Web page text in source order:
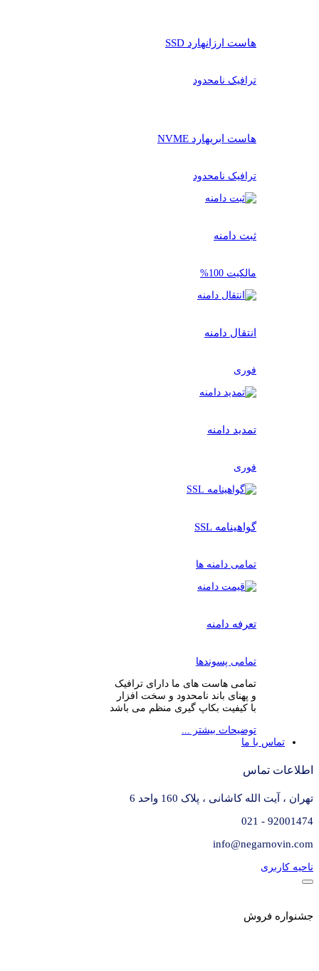
هاست ارزانهارد SSD
ترافیک نامحدود
هاست ابریهارد NVME
ترافیک نامحدود
ثبت دامنه
مالکیت 100%
انتقال دامنه
فوری
تمدید دامنه
فوری
گواهینامه SSL
تمامی دامنه ها
تعرفه دامنه
تمامی پسوندها
تمامی هاست های ما دارای ترافیک
و پهنای باند نامحدود و سخت افزار
با کیفیت بکاپ گیری منظم می باشد
توضیحات بیشتر ...
تماس با ما
اطلاعات تماس
تهران ، آیت الله کاشانی ، پلاک 160 واحد 6
92001474 - 021
info@negarnovin.com
ناحیه کاربری
جشنواره فروش